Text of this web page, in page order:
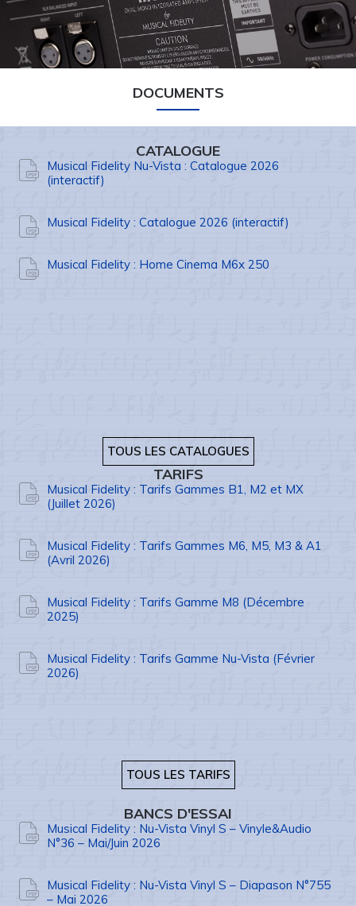
DOCUMENTS
CATALOGUE
Musical Fidelity Nu-Vista : Catalogue 2026
(interactif)
Musical Fidelity : Catalogue 2026 (interactif)
Musical Fidelity : Home Cinema M6x 250
TOUS LES CATALOGUES
TARIFS
Musical Fidelity : Tarifs Gammes B1, M2 et MX
(Juillet 2026)
Musical Fidelity : Tarifs Gammes M6, M5, M3 & A1
(Avril 2026)
Musical Fidelity : Tarifs Gamme M8 (Décembre
2025)
Musical Fidelity : Tarifs Gamme Nu-Vista (Février
2026)
TOUS LES TARIFS
BANCS D'ESSAI
Musical Fidelity : Nu-Vista Vinyl S – Vinyle&Audio
N°36 – Mai/Juin 2026
Musical Fidelity : Nu-Vista Vinyl S – Diapason N°755
– Mai 2026